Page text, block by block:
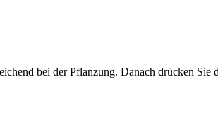
bei der Pflanzung. Danach drücken